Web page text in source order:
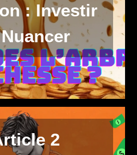
: Investir
2